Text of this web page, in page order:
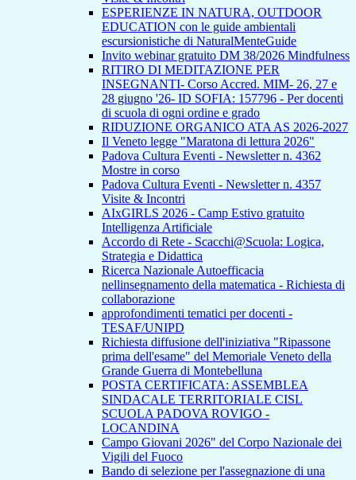
ESPERIENZE IN NATURA, OUTDOOR
EDUCATION con le guide ambientali
escursionistiche di NaturalMenteGuide
Invito webinar gratuito DM 38/2026 Mindfulness
RITIRO DI MEDITAZIONE PER
INSEGNANTI- Corso Accred. MIM- 26, 27 e
28 giugno '26- ID SOFIA: 157796 - Per docenti
di scuola di ogni ordine e grado
RIDUZIONE ORGANICO ATA AS 2026-2027
Il Veneto legge "Maratona di lettura 2026"
Padova Cultura Eventi - Newsletter n. 4362
Mostre in corso
Padova Cultura Eventi - Newsletter n. 4357
Visite & Incontri
AIxGIRLS 2026 - Camp Estivo gratuito
Intelligenza Artificiale
Accordo di Rete - Scacchi@Scuola: Logica,
Strategia e Didattica
Ricerca Nazionale Autoefficacia
nellinsegnamento della matematica - Richiesta di
collaborazione
approfondimenti tematici per docenti -
TESAF/UNIPD
Richiesta diffusione dell'iniziativa "Ripassone
prima dell'esame" del Memoriale Veneto della
Grande Guerra di Montebelluna
POSTA CERTIFICATA: ASSEMBLEA
SINDACALE TERRITORIALE CISL
SCUOLA PADOVA ROVIGO -
LOCANDINA
Campo Giovani 2026" del Corpo Nazionale dei
Vigili del Fuoco
Bando di selezione per l'assegnazione di una